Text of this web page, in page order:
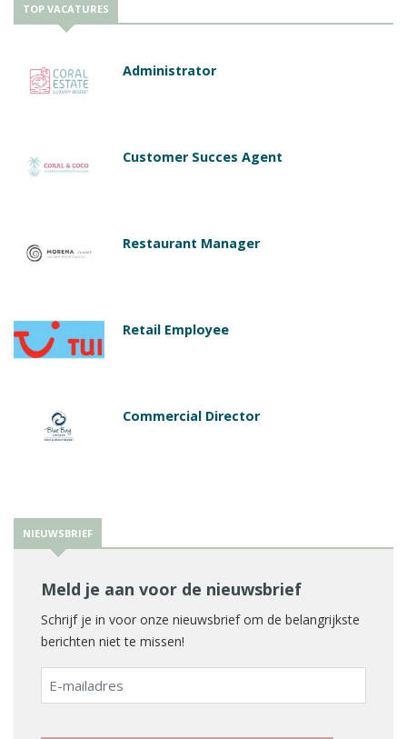
TOP VACATURES
Administrator
Customer Succes Agent
Restaurant Manager
Retail Employee
Commercial Director
NIEUWSBRIEF
Meld je aan voor de nieuwsbrief
Schrijf je in voor onze nieuwsbrief om de belangrijkste
berichten niet te missen!
E-
mailadres